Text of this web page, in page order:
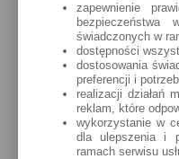
zapewnienie
świadczonych w
dostępności
dostosowania
preferencji i
realizacji działań
reklam, które
wykorzystanie w
dla ulepszenia i
ramach serwisu